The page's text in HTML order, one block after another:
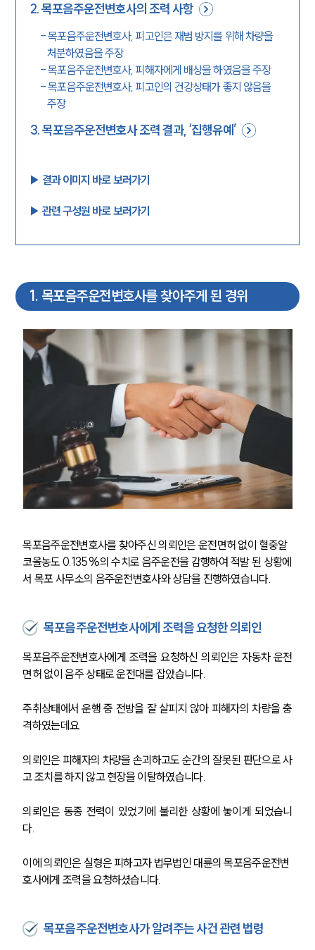
2.목포음주운전변호사의 조력 사항
-목포음주운전변호사, 피고인은 재범 방지를 위해 차량을
처분하였음을 주장
-목포음주운전변호사, 피해자에게 배상을 하였음을 주장
-목포음주운전변호사, 피고인의 건강상태가 좋지 않음을
주장
3.목포음주운전변호사 조력 결과, ‘집행유예’
▶︎ 결과 이미지 바로 보러가기
▶︎ 관련 구성원 바로 보러가기
1 . 목포음주운전변호사를 찾아주게 된 경위
목포음주운전변호사를 찾아주신 의뢰인은 운전면허 없이 혈중알
코올농도 0.135%의 수치로 음주운전을 감행하여 적발 된 상황에
서 목포 사무소의 음주운전변호사와 상담을 진행하였습니다.
목포음주운전변호사에게 조력을 요청한 의뢰인
목포음주운전변호사에게 조력을 요청하신 의뢰인은 자동차 운전
면허 없이 음주 상태로 운전대를 잡았습니다.
주취상태에서 운행 중 전방을 잘 살피지 않아 피해자의 차량을 충
격하였는데요.
의뢰인은 피해자의 차량을 손괴하고도 순간의 잘못된 판단으로 사
고 조치를 하지 않고 현장을 이탈하였습니다.
의뢰인은 동종 전력이 있었기에 불리한 상황에 놓이게 되었습니
다.
이에 의뢰인은 실형은 피하고자 법무법인 대륜의 목포음주운전변
호사에게 조력을 요청하셨습니다.
목포음주운전변호사가 알려주는 사건 관련 법령